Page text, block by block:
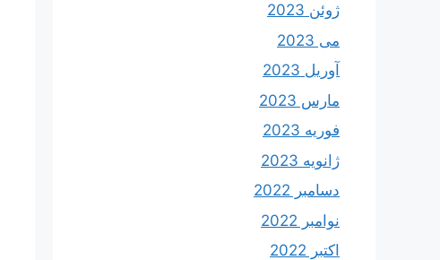
ژوئن 2023
می 2023
آوریل 2023
مارس 2023
فوریه 2023
ژانویه 2023
دسامبر 2022
نوامبر 2022
اکتبر 2022